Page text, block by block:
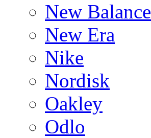
New Balance
New Era
Nike
Nordisk
Oakley
Odlo